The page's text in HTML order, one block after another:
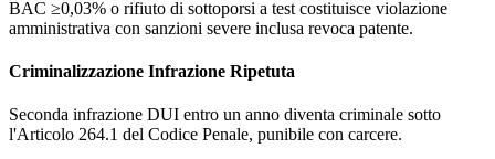
BAC ≥0,03% o rifiuto di sottoporsi a test costituisce violazione
amministrativa con sanzioni severe inclusa revoca patente.
Criminalizzazione Infrazione Ripetuta
Seconda infrazione DUI entro un anno diventa criminale sotto
l'Articolo 264.1 del Codice Penale, punibile con carcere.